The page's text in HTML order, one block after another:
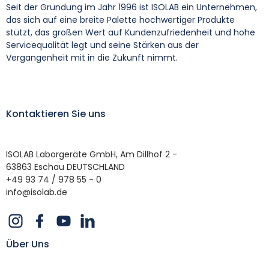
Seit der Gründung im Jahr 1996 ist ISOLAB ein Unternehmen,
das sich auf eine breite Palette hochwertiger Produkte
stützt, das großen Wert auf Kundenzufriedenheit und hohe
Servicequalität legt und seine Stärken aus der
Vergangenheit mit in die Zukunft nimmt.
Kontaktieren Sie uns
ISOLAB Laborgeräte GmbH, Am Dillhof 2 -
63863 Eschau DEUTSCHLAND
+49 93 74 / 978 55 - 0
info@isolab.de
Über Uns